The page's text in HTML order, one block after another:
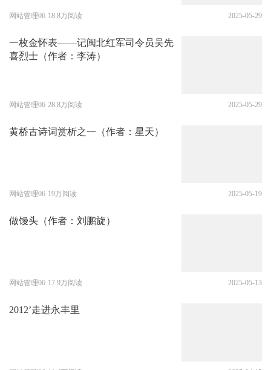
网站管理06 18.8万阅读 2025-05-29
一枚金怀表——记闽北红军司令员吴先
喜烈士（作者：李涛）
网站管理06 28.8万阅读 2025-05-29
黄桥古诗词赏析之一（作者：星天）
网站管理06 19万阅读 2025-05-19
做馒头（作者：刘鹏旋）
网站管理06 17.9万阅读 2025-05-13
2012’走进永丰里